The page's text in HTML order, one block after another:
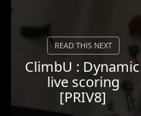
ClimbU : Dynamic
live scoring
[PRIV8]